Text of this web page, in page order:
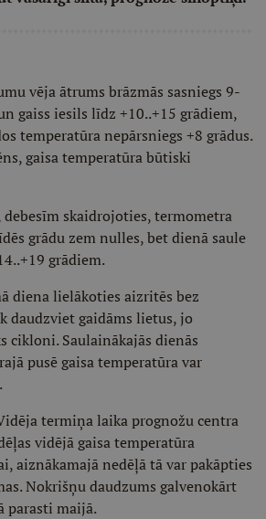
vēja ātrums brāzmās sasniegs 9-
gaiss iesils līdz +10..+15 grādiem,
temperatūra nepārsniegs +8 grādus.
gaisa temperatūra būtiski
skaidrojoties, termometra
grādu zem nulles, bet dienā saule
grādiem.
diena lielākoties aizritēs bez
daudzviet gaidāms lietus, jo
cikloni. Saulainākajās dienās
pusē gaisa temperatūra var
termiņa laika prognožu centra
vidējā gaisa temperatūra
aiznākamajā nedēļā tā var pakāpties
Nokrišņu daudzums galvenokārt
parasti maijā.